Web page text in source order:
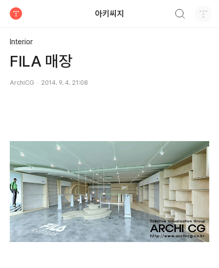
아키씨지
Interior
FILA 매장
ArchiCG 2014. 9. 4. 21:08